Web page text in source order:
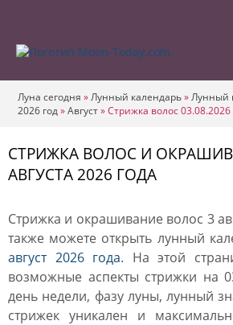
Луна сегодня »Лунный календарь»Лунный
2026 год»Август»Стрижка волос 03.08.2026
СТРИЖКА ВОЛОС И
АВГУСТА 2026 ГОДА
Стрижка и окрашивание волос 3
также можете открыть лунный
август 2026 года. На этой
возможные аспекты стрижки на
день недели, фазу луны, лунный
стрижек уникален и